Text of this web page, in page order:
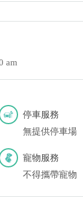
am
停車服務
無提供停車場
寵物服務
不得攜帶寵物